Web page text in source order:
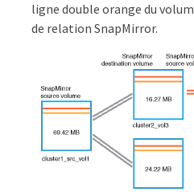
ligne double orange du
de relation SnapMirror.